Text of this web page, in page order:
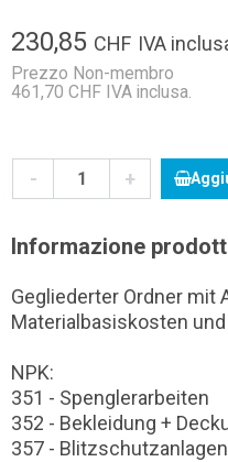
230,85 CHF IVA
Prezzo Non-membro
461,70 CHF IVA inclusa.
- +
Informazione
Gegliederter Ordner mit
Materialbasiskosten
NPK:
351 - Spenglerarbeiten
352 - Bekleidung +
357 - Blitzschutzanlagen